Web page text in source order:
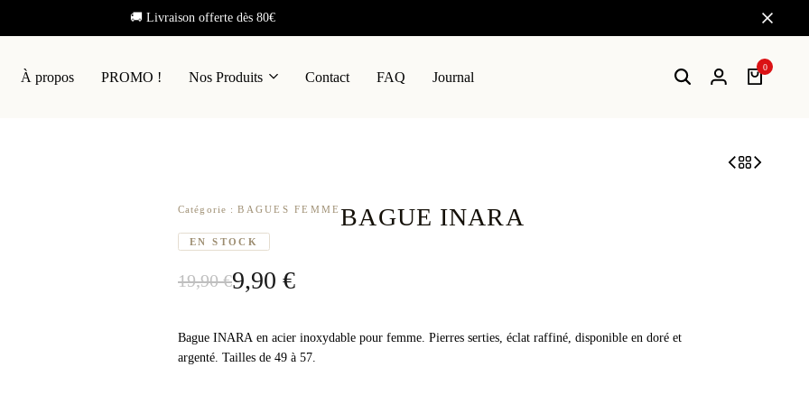
🚚 Livraison offerte dès 80€
À propos PROMO ! Nos Produits Contact FAQ Journal Recherche
Connexion
0
Chariot
Catégorie :BAGUES FEMMEBAGUE INARA
EN STOCK
19,90€
Le
initial
était :
9,90 €
Le
actuel
est :
Bague INARA en acier inoxydable pour femme. Pierres serties, éclat raffiné, disponible en doré et
argenté. Tailles de 49 à 57.